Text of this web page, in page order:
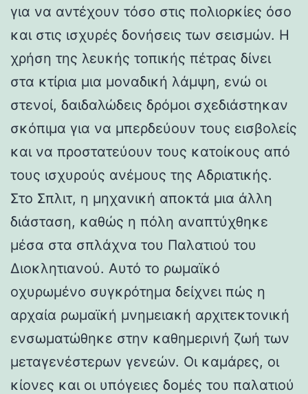
για να αντέχουν τόσο στις πολιορκίες όσο
και στις ισχυρές δονήσεις των σεισμών. Η
χρήση της λευκής τοπικής πέτρας δίνει
στα κτίρια μια μοναδική λάμψη, ενώ οι
στενοί, δαιδαλώδεις δρόμοι σχεδιάστηκαν
σκόπιμα για να μπερδεύουν τους εισβολείς
και να προστατεύουν τους κατοίκους από
τους ισχυρούς ανέμους της Αδριατικής.
Στο Σπλιτ, η μηχανική αποκτά μια άλλη
διάσταση, καθώς η πόλη αναπτύχθηκε
μέσα στα σπλάχνα του Παλατιού του
Διοκλητιανού. Αυτό το ρωμαϊκό
οχυρωμένο συγκρότημα δείχνει πώς η
αρχαία ρωμαϊκή μνημειακή αρχιτεκτονική
ενσωματώθηκε στην καθημερινή ζωή των
μεταγενέστερων γενεών. Οι καμάρες, οι
κίονες και οι υπόγειες δομές του παλατιού